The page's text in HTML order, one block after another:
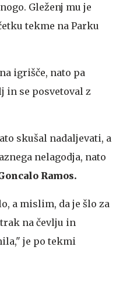
Gleženj mu je
tekme na Parku
igrišče, nato pa
in se posvetoval z
skušal nadaljevati, a
nelagodja, nato
Ramos.
a mislim, da je šlo za
na čevlju in
je po tekmi